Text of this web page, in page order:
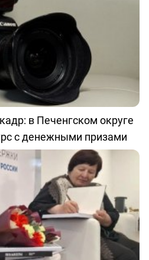
в Печенгском округе
с денежными призами